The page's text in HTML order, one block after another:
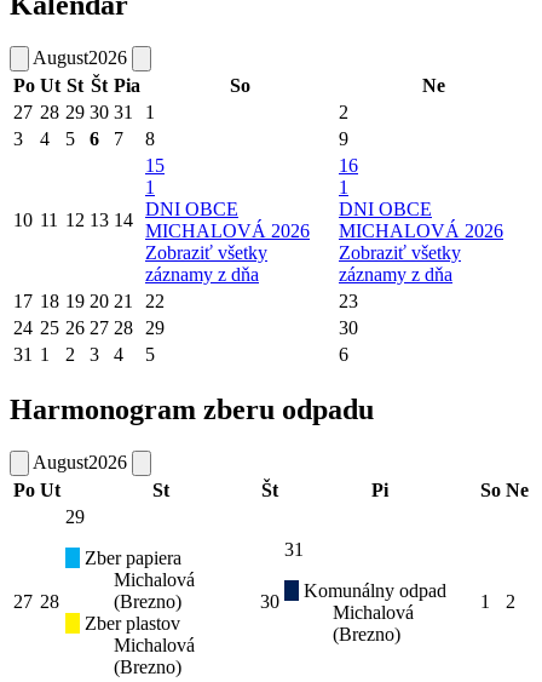
August2026
Po Ut St Št Pia So
Ne
27 28 29 30 31 1
2
3
4 5 6 7 8 9
10 11 12 13 14
15
1
DNI OBCE
MICHALOVÁ 2026
Zobraziť všetky
záznamy z dňa
16
1
DNI OBCE
MICHALOVÁ 2026
Zobraziť všetky
záznamy z dňa
17 18 19 20 21 22
23
24 25 26 27 28 29
30
31 1 2 3 4 5 6
Harmonogram zberu odpadu
August2026
Po Ut St Št Pi So Ne
27 28
29
Zber papiera
Michalová
(Brezno)
Zber plastov
Michalová
(Brezno)
30
31
Komunálny odpad
Michalová
(Brezno)
1 2